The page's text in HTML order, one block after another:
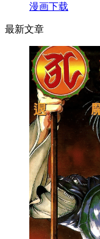
漫画下载
最新文章